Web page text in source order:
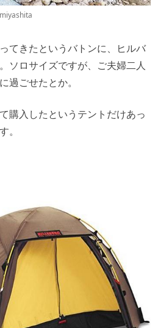
てきたというバトンに、ヒルバ
ソロサイズですが、ご夫婦二人
過ごせたとか。
購入したというテントだけあっ
。